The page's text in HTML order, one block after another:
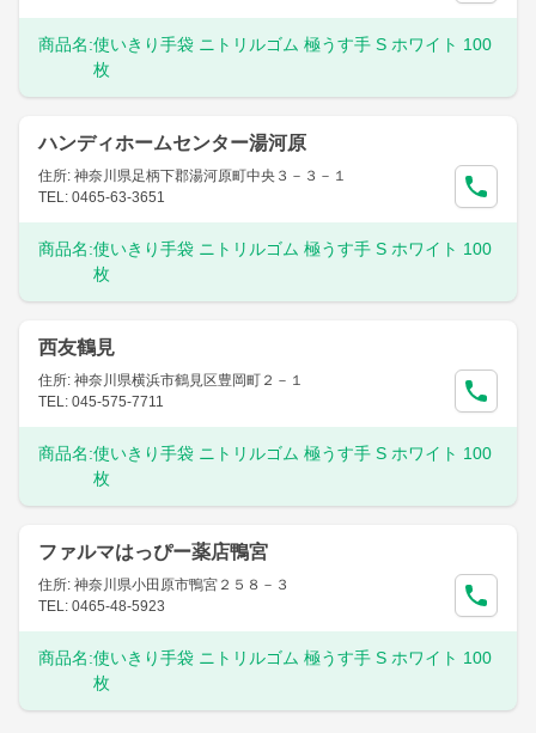
商品名:使いきり手袋 ニトリルゴム 極うす手 S ホワイト 100
枚
ハンディホームセンター湯河原
住所: 神奈川県足柄下郡湯河原町中央３－３－１
TEL: 0465-63-3651
商品名:使いきり手袋 ニトリルゴム 極うす手 S ホワイト 100
枚
西友鶴見
住所: 神奈川県横浜市鶴見区豊岡町２－１
TEL: 045-575-7711
商品名:使いきり手袋 ニトリルゴム 極うす手 S ホワイト 100
枚
ファルマはっぴー薬店鴨宮
住所: 神奈川県小田原市鴨宮２５８－３
TEL: 0465-48-5923
商品名:使いきり手袋 ニトリルゴム 極うす手 S ホワイト 100
枚